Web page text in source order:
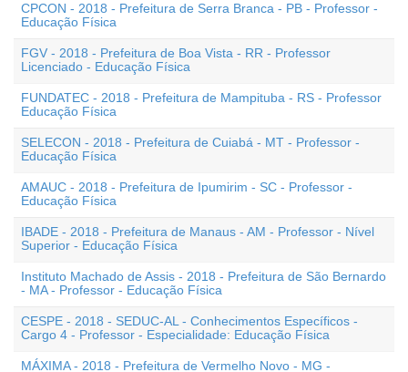
CPCON - 2018 - Prefeitura de Serra Branca - PB - Professor -
Educação Física
FGV - 2018 - Prefeitura de Boa Vista - RR - Professor
Licenciado - Educação Física
FUNDATEC - 2018 - Prefeitura de Mampituba - RS - Professor
Educação Física
SELECON - 2018 - Prefeitura de Cuiabá - MT - Professor -
Educação Física
AMAUC - 2018 - Prefeitura de Ipumirim - SC - Professor -
Educação Física
IBADE - 2018 - Prefeitura de Manaus - AM - Professor - Nível
Superior - Educação Física
Instituto Machado de Assis - 2018 - Prefeitura de São Bernardo
- MA - Professor - Educação Física
CESPE - 2018 - SEDUC-AL - Conhecimentos Específicos -
Cargo 4 - Professor - Especialidade: Educação Física
MÁXIMA - 2018 - Prefeitura de Vermelho Novo - MG -